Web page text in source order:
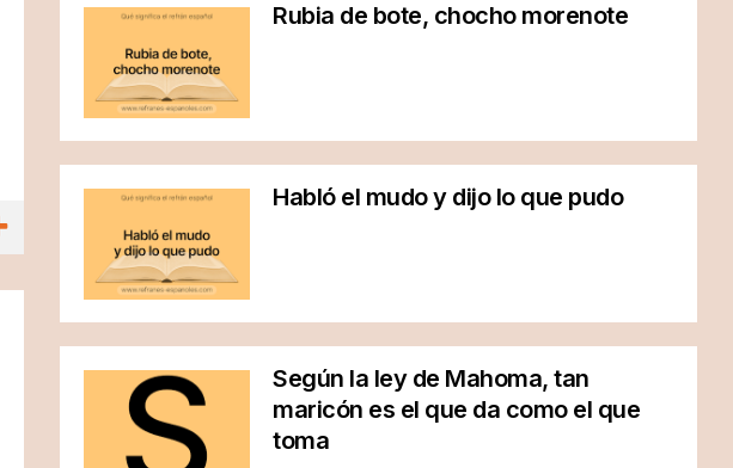
Rubia de bote, chocho morenote
Habló el mudo y dijo lo que pudo
Según la ley de Mahoma, tan
maricón es el que da como el que
toma